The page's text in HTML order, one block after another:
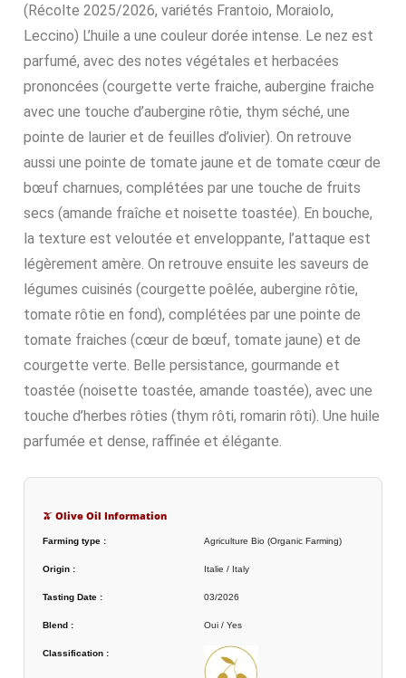
(Récolte 2025/2026, variétés Frantoio, Moraiolo,
Leccino) L’huile a une couleur dorée intense. Le nez est
parfumé, avec des notes végétales et herbacées
prononcées (courgette verte fraiche, aubergine fraiche
avec une touche d’aubergine rôtie, thym séché, une
pointe de laurier et de feuilles d’olivier). On retrouve
aussi une pointe de tomate jaune et de tomate cœur de
bœuf charnues, complétées par une touche de fruits
secs (amande fraîche et noisette toastée). En bouche,
la texture est veloutée et enveloppante, l’attaque est
légèrement amère. On retrouve ensuite les saveurs de
légumes cuisinés (courgette poêlée, aubergine rôtie,
tomate rôtie en fond), complétées par une pointe de
tomate fraiches (cœur de bœuf, tomate jaune) et de
courgette verte. Belle persistance, gourmande et
toastée (noisette toastée, amande toastée), avec une
touche d’herbes rôties (thym rôti, romarin rôti). Une huile
parfumée et dense, raffinée et élégante.
🫒 Olive Oil Information
Farming type : Agriculture Bio (Organic Farming)
Origin : Italie / Italy
Tasting Date : 03/2026
Blend : Oui / Yes
Classification :